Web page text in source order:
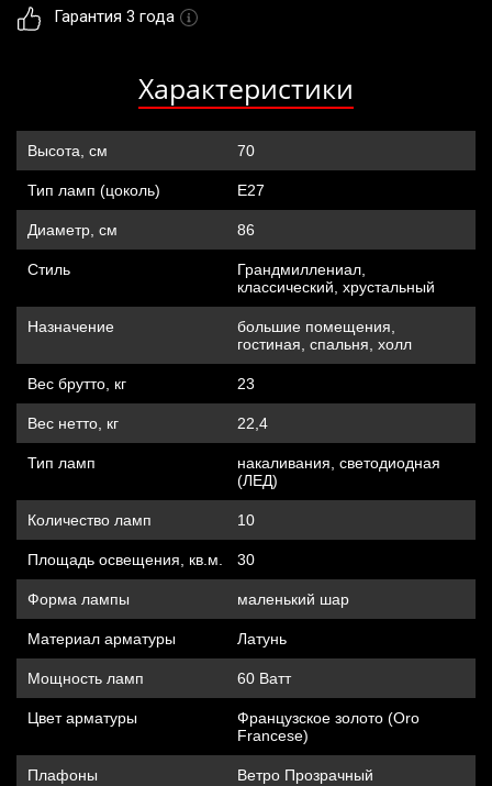
Гарантия 3 года
Характеристики
Высота, см 70
Тип ламп (цоколь) Е27
Диаметр, см 86
Стиль
Грандмиллениал,
классический, хрустальный
Назначение
большие помещения,
гостиная, спальня, холл
Вес брутто, кг 23
Вес нетто, кг 22,4
Тип ламп
накаливания, cветодиодная
(ЛЕД)
Количество ламп 10
Площадь освещения, кв.м. 30
Форма лампы маленький шар
Материал арматуры Латунь
Мощность ламп 60 Ватт
Цвет арматуры
Французское золото (Oro
Francese)
Плафоны Ветро Прозрачный